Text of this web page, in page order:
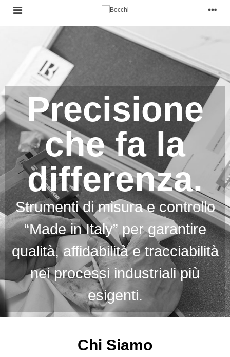
Precisione
che fa la
differenza.
Strumenti di misura e controllo
“Made in Italy” per garantire
qualità, affidabilità e tracciabilità
nei processi industriali più
esigenti.
Chi Siamo